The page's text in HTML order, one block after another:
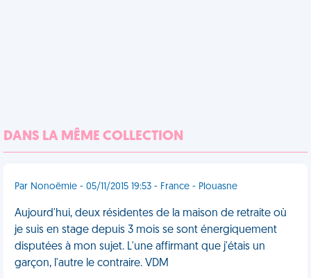
DANS LA MÊME COLLECTION
Par Nonoëmie - 05/11/2015 19:53 - France - Plouasne
Aujourd'hui, deux résidentes de la maison de retraite où
je suis en stage depuis 3 mois se sont énergiquement
disputées à mon sujet. L'une affirmant que j'étais un
garçon, l'autre le contraire. VDM